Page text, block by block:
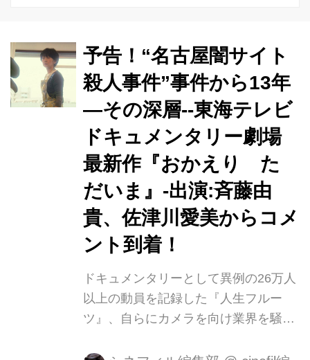
予告！“名古屋闇サイト
殺人事件”事件から13年
―その深層--東海テレビ
ドキュメンタリー劇場
最新作『おかえり た
だいま』-出演:斉藤由
貴、佐津川愛美からコメ
ント到着！
ドキュメンタリーとして異例の26万人
以上の動員を記録した『人生フルー
ツ』、自らにカメラを向け業界を騒然